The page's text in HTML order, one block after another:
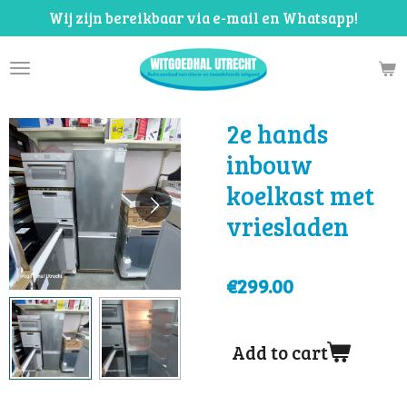
to
main
Wij zijn bereikbaar via e-mail en Whatsapp!
2e hands
inbouw
koelkast met
vriesladen
€299.00
Add to cart